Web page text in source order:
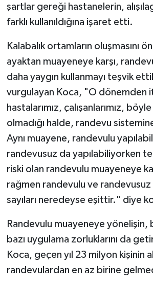
şartlar gereği hastanelerin,
farklı kullanıldığına işaret etti.
Kalabalık ortamların oluşmasını
ayaktan muayeneye karşı,
daha yaygın kullanmayı teşvik
vurgulayan Koca, "O dönemden
hastalarımız, çalışanlarımız,
olmadığı halde, randevu
Aynı muayene, randevulu
randevusuz da yapılabiliyorken
riski olan randevulu muayeneye
rağmen randevulu ve randevusuz
sayıları neredeyse eşittir." diye
Randevulu muayeneye yönelişin,
bazı uygulama zorluklarını da
Koca, geçen yıl 23 milyon kişinin
randevulardan en az birine